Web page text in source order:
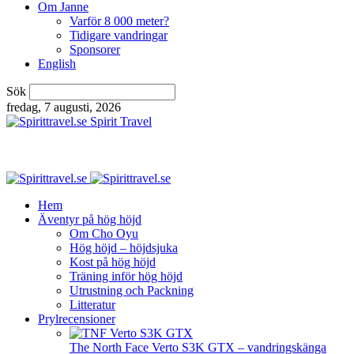
Om Janne
Varför 8 000 meter?
Tidigare vandringar
Sponsorer
English
Sök
fredag, 7 augusti, 2026
Spirit Travel
Hem
Äventyr på hög höjd
Om Cho Oyu
Hög höjd – höjdsjuka
Kost på hög höjd
Träning inför hög höjd
Utrustning och Packning
Litteratur
Prylrecensioner
The North Face Verto S3K GTX – vandringskänga